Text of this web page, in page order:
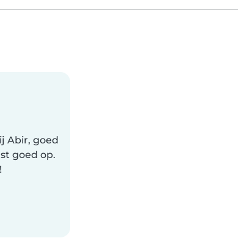
Abir, goed
goed op.